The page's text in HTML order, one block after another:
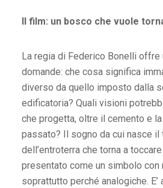
Il film: un bosco che vuole
La regia di Federico Bonelli offre
domande: che cosa significa
diverso da quello imposto dalla
edificatoria? Quali visioni
che progetta, oltre il cemento e
passato? Il sogno da cui nasce il
dell’entroterra che torna a
presentato come un simbolo con
soprattutto perché analogiche. E’